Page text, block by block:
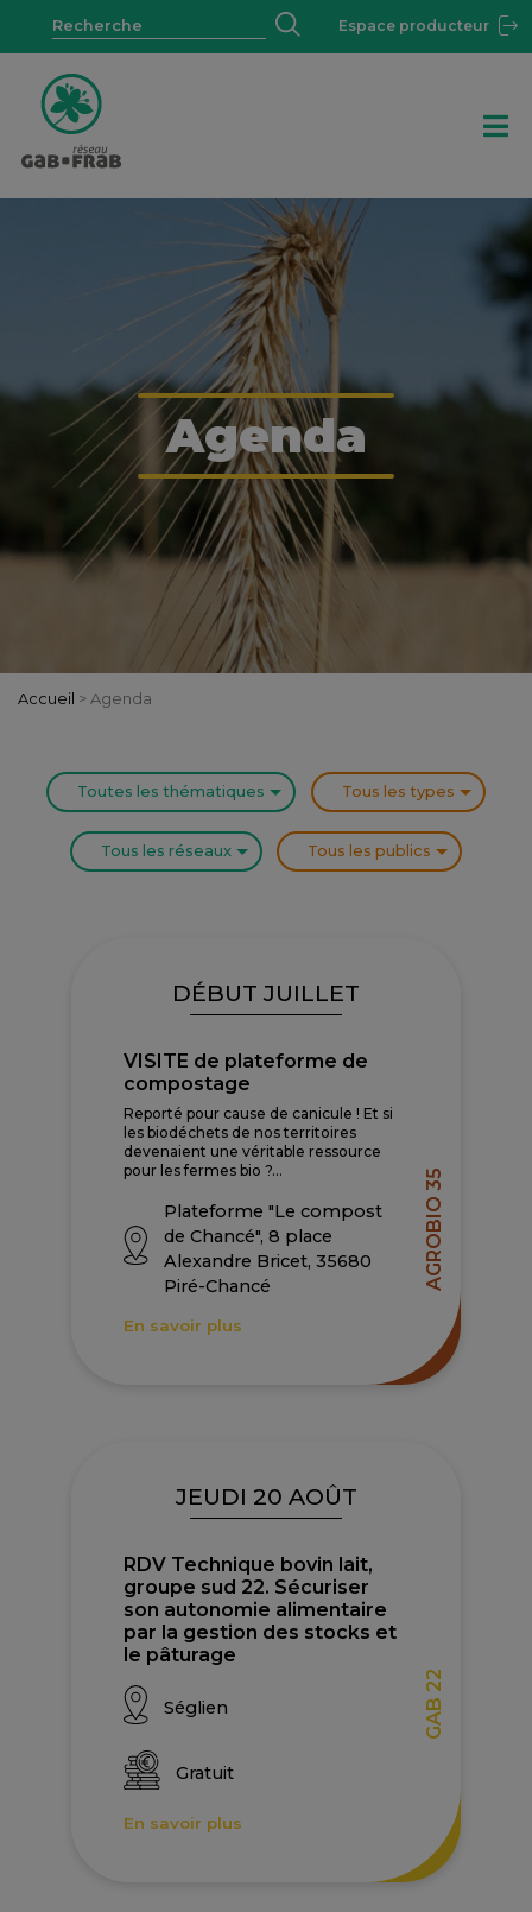
Espace producteur
Agenda
Accueil > Agenda
Toutes les thématiques Tous les types
Tous les réseaux Tous les publics
DÉBUT JUILLET
VISITE de plateforme de
compostage
Reporté pour cause de canicule ! Et si
les biodéchets de nos territoires
devenaient une véritable ressource
pour les fermes bio ?...
Plateforme "Le compost
de Chancé", 8 place
Alexandre Bricet, 35680
Piré-Chancé
En savoir plus
AGROBIO 35
JEUDI 20 AOÛT
RDV Technique bovin lait,
groupe sud 22. Sécuriser
son autonomie alimentaire
par la gestion des stocks et
le pâturage
Séglien
Gratuit
En savoir plus
GAB 22